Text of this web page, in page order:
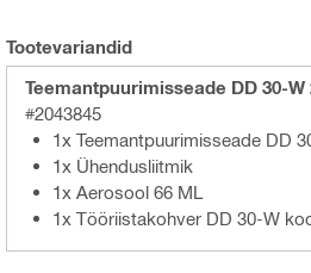
Tootevariandid
Teemantpuurimisseade DD 30-W
#2043845
1x Teemantpuurimisseade DD
1x Ühendusliitmik
1x Aerosool 66 ML
1x Tööriistakohver DD 30-W